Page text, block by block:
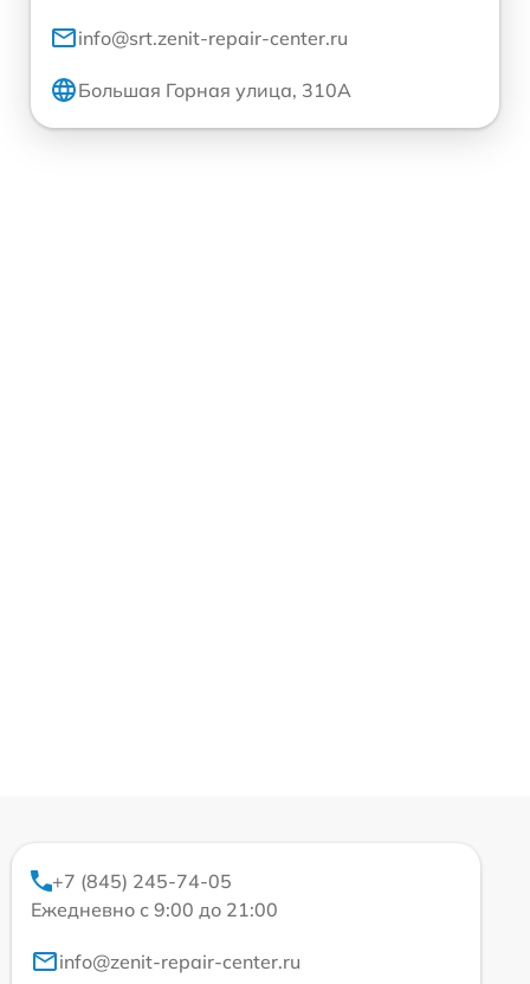
info@srt.zenit-repair-center.ru
Большая Горная улица, 310А
+7 (845) 245-74-05
Ежедневно с 9:00 до 21:00
info@zenit-repair-center.ru